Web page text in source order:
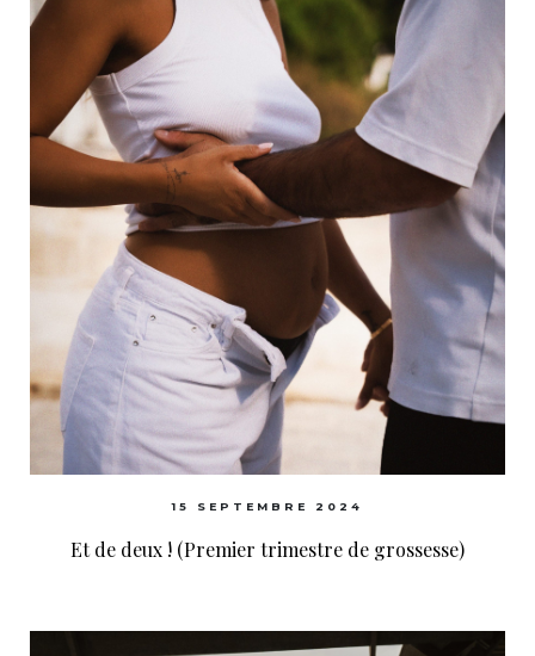
15 SEPTEMBRE 2024
Et de deux ! (Premier trimestre de grossesse)